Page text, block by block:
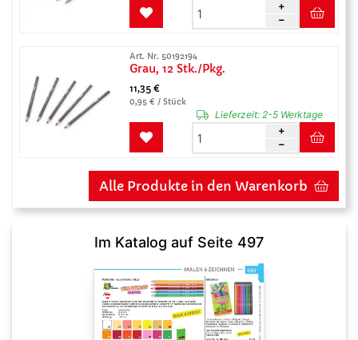
Art. Nr. 50192194
Grau, 12 Stk./Pkg.
11,35 €
0,95 € / Stück
Lieferzeit:2-5 Werktage
Alle Produkte in den Warenkorb
Im Katalog auf Seite 497